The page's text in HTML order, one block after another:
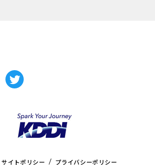
サイトポリシー プライバシーポリシー